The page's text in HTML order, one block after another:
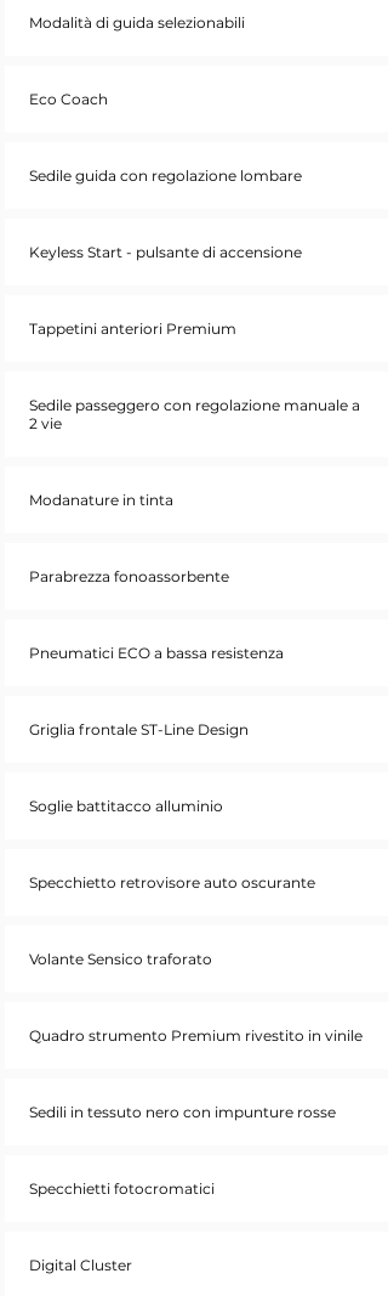
Modalità di guida selezionabili
Eco Coach
Sedile guida con regolazione lombare
Keyless Start - pulsante di accensione
Tappetini anteriori Premium
Sedile passeggero con regolazione manuale a
2 vie
Modanature in tinta
Parabrezza fonoassorbente
Pneumatici ECO a bassa resistenza
Griglia frontale ST-Line Design
Soglie battitacco alluminio
Specchietto retrovisore auto oscurante
Volante Sensico traforato
Quadro strumento Premium rivestito in vinile
Sedili in tessuto nero con impunture rosse
Specchietti fotocromatici
Digital Cluster